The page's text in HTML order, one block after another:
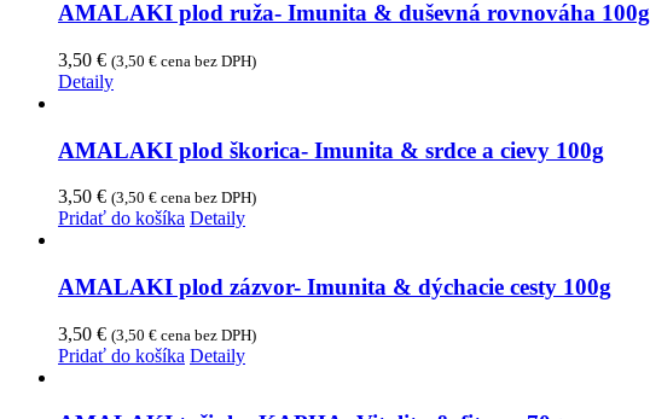
AMALAKI plod ruža- Imunita & duševná rovnováha 100g
3,50 € (3,50 € cena bez DPH)
Detaily
AMALAKI plod škorica- Imunita & srdce a cievy 100g
3,50 € (3,50 € cena bez DPH)
Pridať do košíka Detaily
AMALAKI plod zázvor- Imunita & dýchacie cesty 100g
3,50 € (3,50 € cena bez DPH)
Pridať do košíka Detaily